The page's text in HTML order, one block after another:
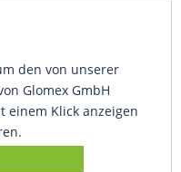
den von unserer
Glomex GmbH
einem Klick anzeigen